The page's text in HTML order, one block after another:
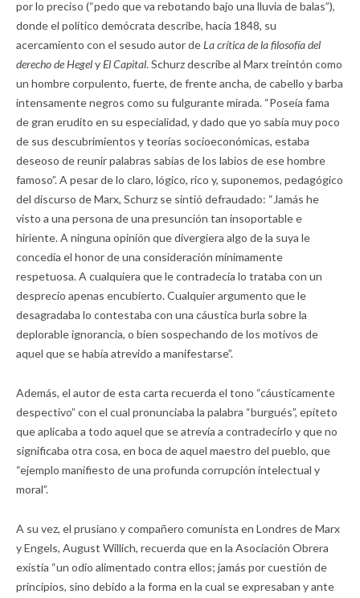
por lo preciso (“pedo que va rebotando bajo una lluvia de balas”),
donde el político demócrata describe, hacia 1848, su
acercamiento con el sesudo autor deLa crítica de la filosofía del
derecho de HegelyEl Capital. Schurz describe al Marx treintón como
un hombre corpulento, fuerte, de frente ancha, de cabello y barba
intensamente negros como su fulgurante mirada. “Poseía fama
de gran erudito en su especialidad, y dado que yo sabía muy poco
de sus descubrimientos y teorías socioeconómicas, estaba
deseoso de reunir palabras sabias de los labios de ese hombre
famoso”. A pesar de lo claro, lógico, rico y, suponemos, pedagógico
del discurso de Marx, Schurz se sintió defraudado: “Jamás he
visto a una persona de una presunción tan insoportable e
hiriente. A ninguna opinión que divergiera algo de la suya le
concedía el honor de una consideración mínimamente
respetuosa. A cualquiera que le contradecía lo trataba con un
desprecio apenas encubierto. Cualquier argumento que le
desagradaba lo contestaba con una cáustica burla sobre la
deplorable ignorancia, o bien sospechando de los motivos de
aquel que se había atrevido a manifestarse”.
Además, el autor de esta carta recuerda el tono “cáusticamente
despectivo” con el cual pronunciaba la palabra “burgués”, epíteto
que aplicaba a todo aquel que se atrevía a contradecirlo y que no
significaba otra cosa, en boca de aquel maestro del pueblo, que
“ejemplo manifiesto de una profunda corrupción intelectual y
moral”.
A su vez, el prusiano y compañero comunista en Londres de Marx
y Engels, August Willich, recuerda que en la Asociación Obrera
existía “un odio alimentado contra ellos; jamás por cuestión de
principios, sino debido a la forma en la cual se expresaban y ante